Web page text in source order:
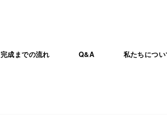
完成までの流れ Q&A 私たちについ